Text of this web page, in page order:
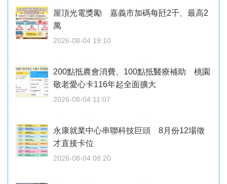
屋頂光電獎勵 嘉義市加碼每瓩2千、最高2
萬
2026-08-04 19:10
200點抵農會消費、100點抵醫療補助 桃園
敬老愛心卡116年起全面擴大
2026-08-04 11:07
永康就業中心串聯科技巨頭 8月份12場徵
才直接卡位
2026-08-04 08:20